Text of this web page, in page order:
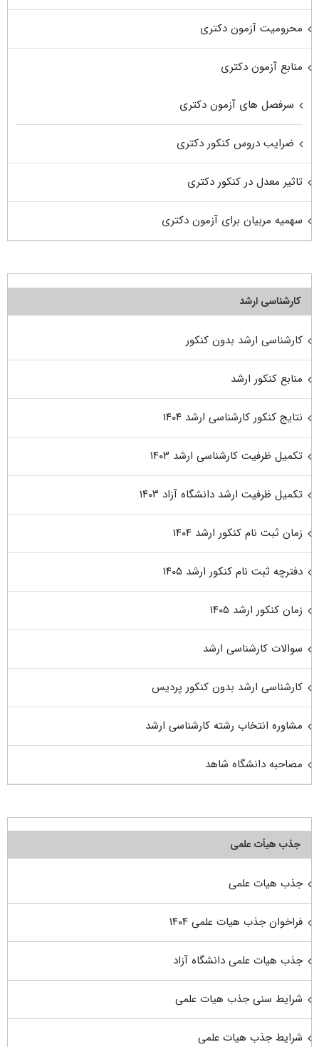
محرومیت آزمون دکتری
منابع آزمون دکتری
سرفصل های آزمون دکتری
ضرایب دروس کنکور دکتری
تاثیر معدل در کنکور دکتری
سهمیه مربیان برای آزمون دکتری
کارشناسی ارشد
کارشناسی ارشد بدون کنکور
منابع کنکور ارشد
نتایج کنکور کارشناسی ارشد ۱۴۰۴
تکمیل ظرفیت کارشناسی ارشد ۱۴۰۳
تکمیل ظرفیت ارشد دانشگاه آزاد ۱۴۰۳
زمان ثبت نام کنکور ارشد ۱۴۰۴
دفترچه ثبت نام کنکور ارشد ۱۴۰۵
زمان کنکور ارشد ۱۴۰۵
سوالات کارشناسی ارشد
کارشناسی ارشد بدون کنکور پردیس
مشاوره انتخاب رشته کارشناسی ارشد
مصاحبه دانشگاه شاهد
جذب هیأت علمی
جذب هیات علمی
فراخوان جذب هیات علمی ۱۴۰۴
جذب هیات علمی دانشگاه آزاد
شرایط سنی جذب هیات علمی
شرایط جذب هیات علمی